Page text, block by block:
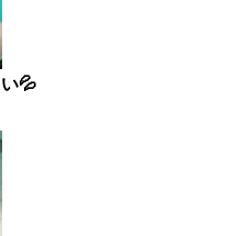
💦